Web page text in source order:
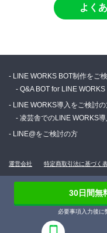
よく
30日間無
必要事項入力後に
LINE WORKS BOT制作をご
Q&A BOT for LINE WORKS
LINE WORKS導入をご検討
凌芸舎でのLINE WORKS導
LINE@をご検討の方
運営会社 特定商取引法に基づく